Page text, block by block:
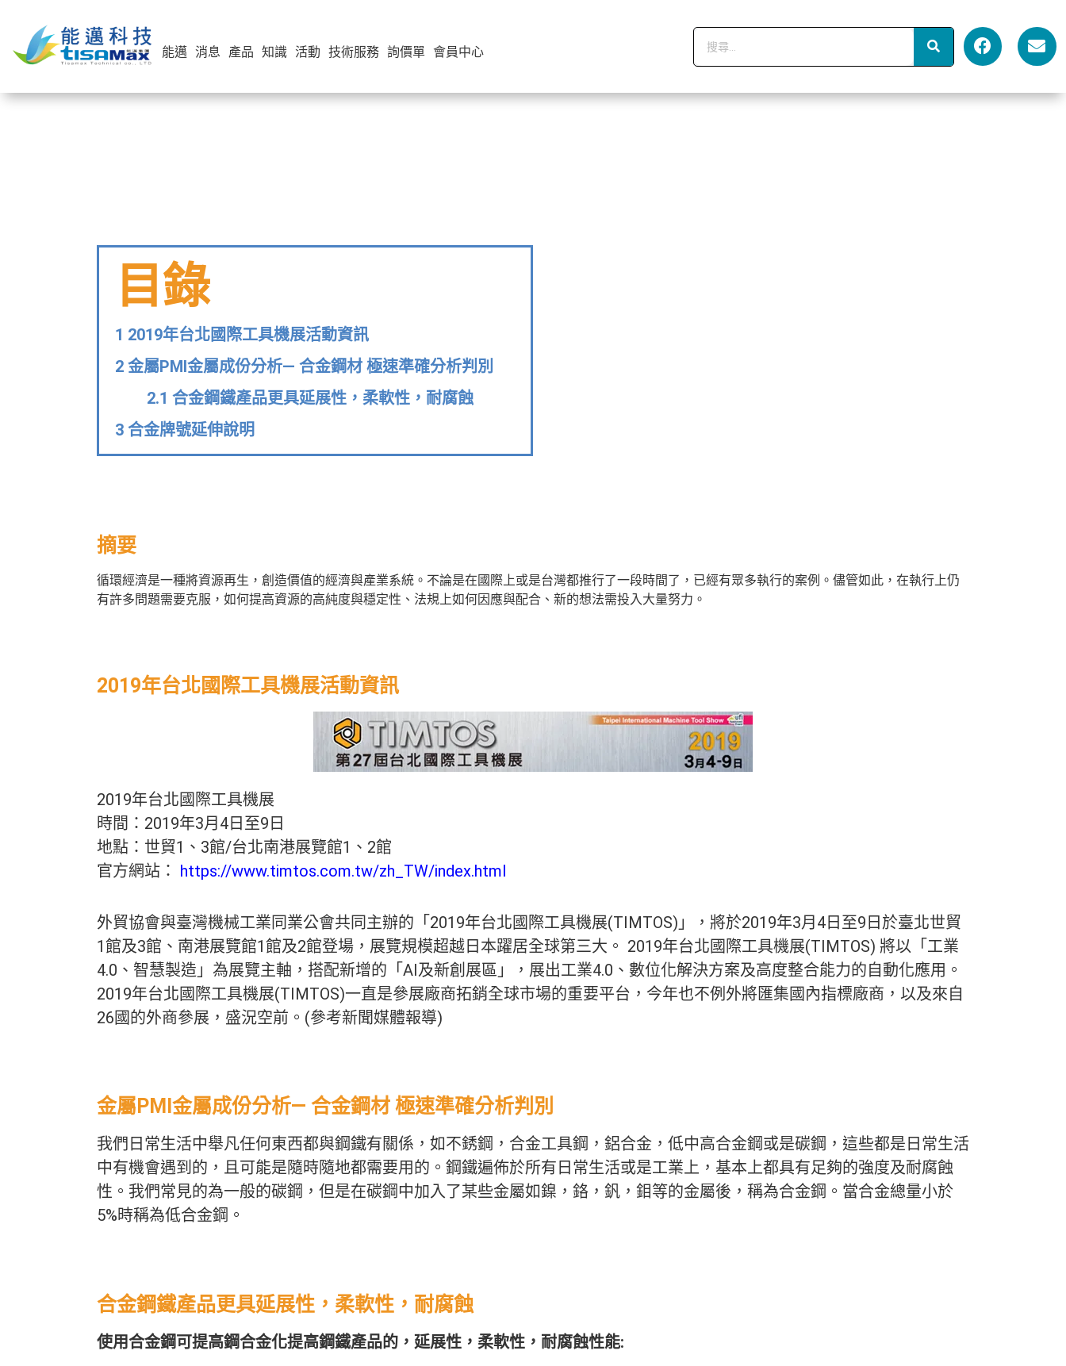
能邁 消息 產品 知識 活動 技術服務 詢價單 會員中心
目錄
1 2019年台北國際工具機展活動資訊
2 金屬PMI金屬成份分析— 合金鋼材 極速準確分析判別
2.1 合金鋼鐵產品更具延展性，柔軟性，耐腐蝕
3 合金牌號延伸說明
摘要
循環經濟是一種將資源再生，創造價值的經濟與產業系統。不論是在國際上或是台灣都推行了一段時間了，已經有眾多執行的案例。儘管如此，在執行上仍
有許多問題需要克服，如何提高資源的高純度與穩定性、法規上如何因應與配合、新的想法需投入大量努力。
2019年台北國際工具機展活動資訊
2019年台北國際工具機展
時間：2019年3月4日至9日
地點：世貿1、3館/台北南港展覽館1、2館
官方網站： https://www.timtos.com.tw/zh_TW/index.html
外貿協會與臺灣機械工業同業公會共同主辦的「2019年台北國際工具機展(TIMTOS)」，將於2019年3月4日至9日於臺北世貿
1館及3館、南港展覽館1館及2館登場，展覽規模超越日本躍居全球第三大。 2019年台北國際工具機展(TIMTOS) 將以「工業
4.0、智慧製造」為展覽主軸，搭配新增的「AI及新創展區」，展出工業4.0、數位化解決方案及高度整合能力的自動化應用。
2019年台北國際工具機展(TIMTOS)一直是參展廠商拓銷全球市場的重要平台，今年也不例外將匯集國內指標廠商，以及來自
26國的外商參展，盛況空前。(參考新聞媒體報導)
金屬PMI金屬成份分析— 合金鋼材 極速準確分析判別
我們日常生活中舉凡任何東西都與鋼鐵有關係，如不銹鋼，合金工具鋼，鋁合金，低中高合金鋼或是碳鋼，這些都是日常生活
中有機會遇到的，且可能是隨時隨地都需要用的。鋼鐵遍佈於所有日常生活或是工業上，基本上都具有足夠的強度及耐腐蝕
性。我們常見的為一般的碳鋼，但是在碳鋼中加入了某些金屬如鎳，鉻，釩，鉬等的金屬後，稱為合金鋼。當合金總量小於
5%時稱為低合金鋼。
合金鋼鐵產品更具延展性，柔軟性，耐腐蝕
使用合金鋼可提高鋼合金化提高鋼鐵產品的，延展性，柔軟性，耐腐蝕性能: